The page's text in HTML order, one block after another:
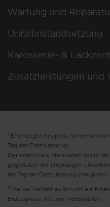
Wartung und
Unfallinstandsetzung
Karosserie- &
Zusatzleistungen und
1 Ehemaliger Neupreis
Tag der Erstzulassung).
Der errechnete Preisvorteil sowie
gegenüber der ehemaligen
am Tag der Erstzulassung (Neupreis).
2 Hierbei handelt es sich um ein
Bruttopreise. Irrtümer vorbehalten.